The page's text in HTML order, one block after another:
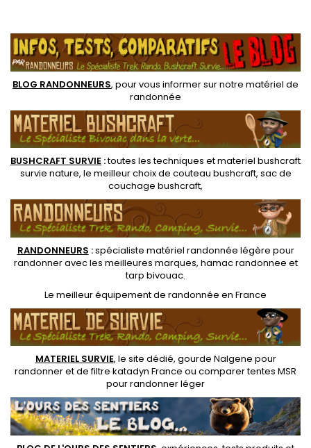
ne pèse que 1 kg et très facile
à monter. Bon espace de vie
et abside protectrice pour...
éléments et le froid,
conception simple et robuste
avec des matériaux de
qualité, deux grandes...
BLOG RANDONNEURS, pour vous informer sur notre matériel de
randonnée
BUSHCRAFT SURVIE :toutes les techniques etmateriel bushcraft
survie nature, le meilleur choix de couteau bushcraft, sac de
couchage bushcraft,
RANDONNEURS :spécialiste matériel randonnée légère pour
randonner avec les meilleures marques, hamac randonnee et
tarp bivouac.
Le meilleur équipement de randonnée en France
MATERIEL SURVIE, le site dédié, gourde Nalgene pour
randonneret defiltre katadyn France ou comparer tentes MSR
pour randonner léger